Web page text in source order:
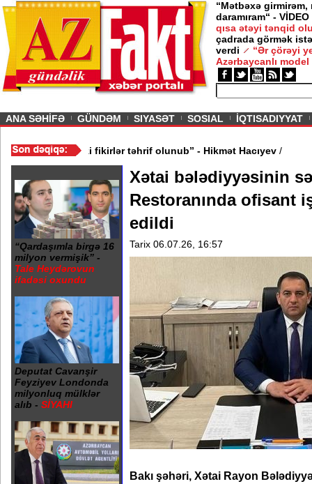
“Mətbəxə girmirəm,
daramıram“ - VİDEO
qısa ətəyi tənqid
çadrada görmək
verdi
“Ər çörəyi
Azərbaycanlı model
ANA SƏHİFƏ GÜNDƏM SIYASƏT SOSIAL İQTISADIYYAT
- VİDEO/“Mənə aid bəzi fikirlər təhrif olunub” - Hikmət Hacıyev
“Qardaşımla birgə 16
milyon vermişik” -
Tale Heydərovun
ifadəsi oxundu
Deputat Cavanşir
Feyziyev Londonda
milyonluq mülklər
alıb - SİYAHI
Xətai bələdiyyəsinin
Restoranında ofisant
edildi
Tarix 06.07.26, 16:57
Bakı şəhəri, Xətai Rayon